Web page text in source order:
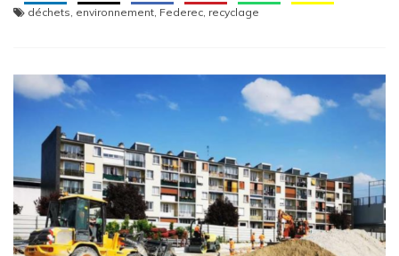
déchets, environnement, Federec, recyclage